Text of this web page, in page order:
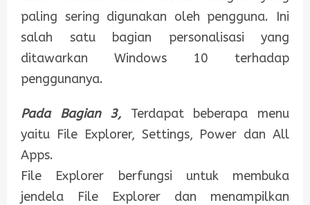
paling sering digunakan oleh pengguna. Ini
salah satu bagian personalisasi yang
ditawarkan Windows 10 terhadap
penggunanya.
Pada Bagian 3, Terdapat beberapa menu
yaitu File Explorer, Settings, Power dan All
Apps.
File Explorer berfungsi untuk membuka
jendela File Explorer dan menampilkan